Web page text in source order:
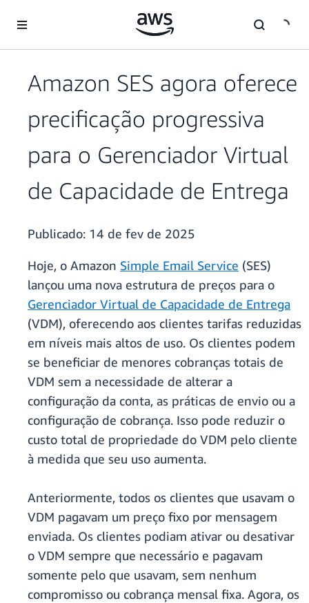
Pular para o conteúdo principal
Amazon SES agora oferece
precificação progressiva
para o Gerenciador Virtual
de Capacidade de Entrega
Publicado: 14 de fev de 2025
Hoje, o Amazon Simple Email Service (SES)
lançou uma nova estrutura de preços para o
Gerenciador Virtual de Capacidade de Entrega
(VDM), oferecendo aos clientes tarifas reduzidas
em níveis mais altos de uso. Os clientes podem
se beneficiar de menores cobranças totais de
VDM sem a necessidade de alterar a
configuração da conta, as práticas de envio ou a
configuração de cobrança. Isso pode reduzir o
custo total de propriedade do VDM pelo cliente
à medida que seu uso aumenta.
Anteriormente, todos os clientes que usavam o
VDM pagavam um preço fixo por mensagem
enviada. Os clientes podiam ativar ou desativar
o VDM sempre que necessário e pagavam
somente pelo que usavam, sem nenhum
compromisso ou cobrança mensal fixa. Agora, os